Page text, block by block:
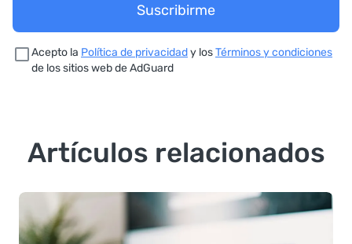
Suscribirme
Acepto la Política de privacidady losTérminos y condiciones
de los sitios web de AdGuard
Artículos relacionados